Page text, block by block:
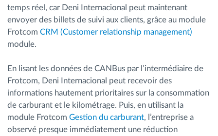
temps réel, car Deni Internacional peut maintenant
envoyer des billets de suivi aux clients, grâce au module
Frotcom CRM (Customer relationship management)
module.
En lisant les données de CANBus par l’intermédiaire de
Frotcom, Deni Internacional peut recevoir des
informations hautement prioritaires sur la consommation
de carburant et le kilométrage. Puis, en utilisant la
module Frotcom Gestion du carburant, l’entreprise a
observé presque immédiatement une réduction